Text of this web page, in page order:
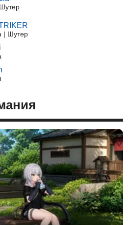
| Шутер